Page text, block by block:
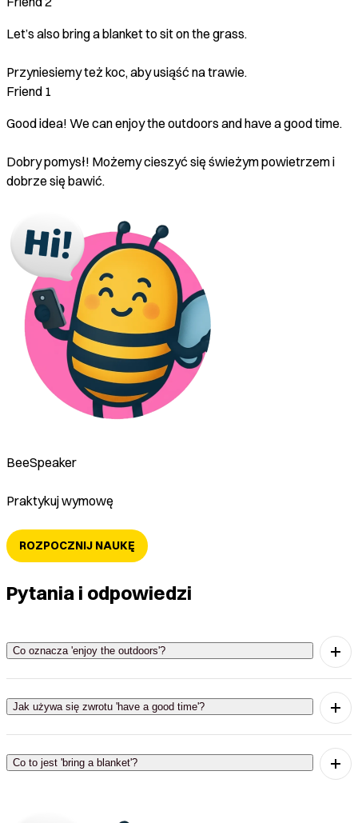
Let’s also bring a blanket to sit on the grass.
Przyniesiemy też koc, aby usiąść na trawie.
Friend 1
Good idea! We can enjoy the outdoors and have a good time.
Dobry pomysł! Możemy cieszyć się świeżym powietrzem i
dobrze się bawić.
BeeSpeaker
Praktykuj wymowę
ROZPOCZNIJ NAUKĘ
Pytania i odpowiedzi
Co oznacza 'enjoy the outdoors'?
Oznacza to 'cieszyć się świeżym powietrzem'.
Jak używa się zwrotu 'have a good time'?
To oznacza 'dobrze się bawić'.
Co to jest 'bring a blanket'?